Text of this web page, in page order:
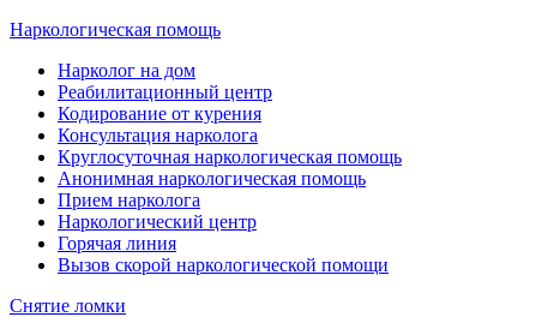
Наркологическая помощь
Нарколог на дом
Реабилитационный центр
Кодирование от курения
Консультация нарколога
Круглосуточная наркологическая помощь
Анонимная наркологическая помощь
Прием нарколога
Наркологический центр
Горячая линия
Вызов скорой наркологической помощи
Снятие ломки